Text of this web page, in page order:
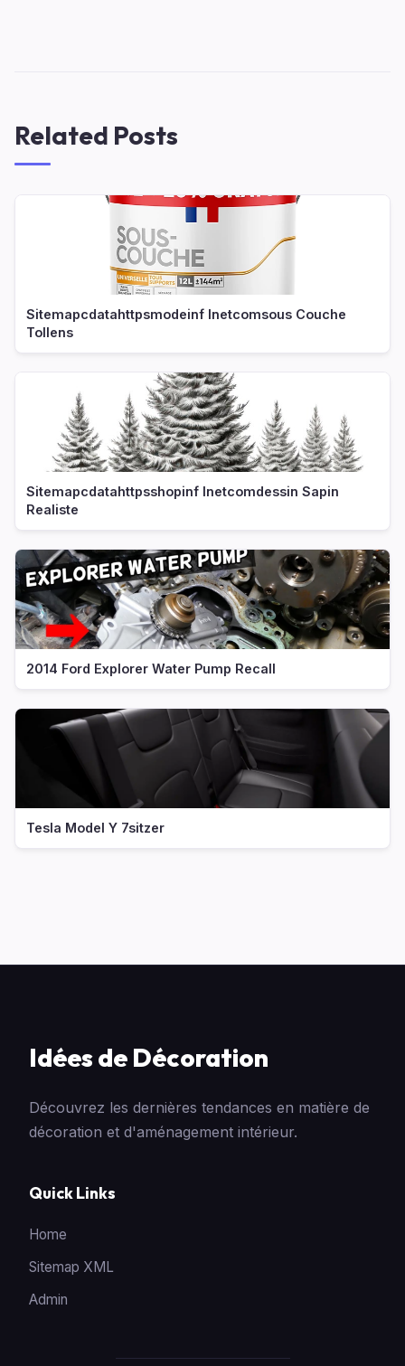
Related Posts
Sitemapcdatahttpsmodeinf Inetcomsous Couche
Tollens
Sitemapcdatahttpsshopinf Inetcomdessin Sapin
Realiste
2014 Ford Explorer Water Pump Recall
Tesla Model Y 7sitzer
Idées de Décoration
Découvrez les dernières tendances en matière de
décoration et d'aménagement intérieur.
Quick Links
Home
Sitemap XML
Admin